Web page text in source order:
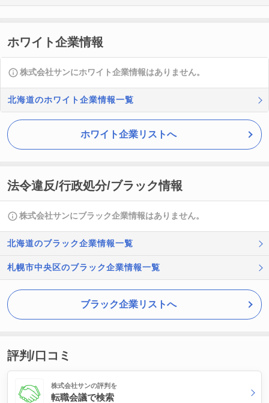
ホワイト企業情報
株式会社サンにホワイト企業情報はありません。
北海道のホワイト企業情報一覧
ホワイト企業リストへ
法令違反/行政処分/ブラック情報
株式会社サンにブラック企業情報はありません。
北海道のブラック企業情報一覧
札幌市中央区のブラック企業情報一覧
ブラック企業リストへ
評判/口コミ
株式会社サンの評判を
転職会議で検索